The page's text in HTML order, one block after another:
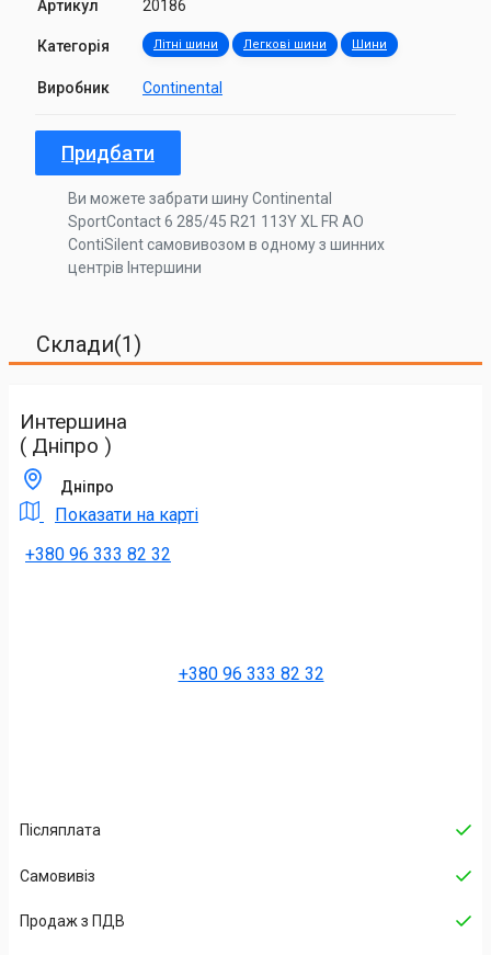
Артикул 20186
Категорія Літні шини Легкові шини Шини
Виробник Continental
Придбати
Ви можете забрати шину Continental
SportContact 6 285/45 R21 113Y XL FR AO
ContiSilent самовивозом в одному з шинних
центрів Інтершини
Склади(1)
Интершина
( Дніпро )
Дніпро
Показати на карті
+380 96 333 82 32
+380 96 333 82 32
Післяплата
Самовивіз
Продаж з ПДВ